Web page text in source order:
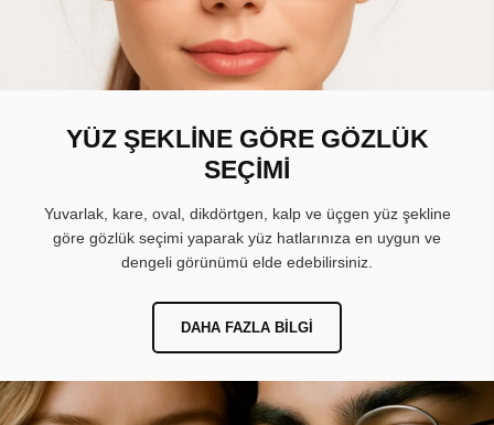
YÜZ ŞEKLİNE GÖRE GÖZLÜK
SEÇİMİ
Yuvarlak, kare, oval, dikdörtgen, kalp ve üçgen yüz şekline
göre gözlük seçimi yaparak yüz hatlarınıza en uygun ve
dengeli görünümü elde edebilirsiniz.
DAHA FAZLA BILGI